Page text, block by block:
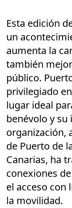
Esta edición
un
aumenta la
también
público.
privilegiado
lugar ideal
benévolo y
organización,
de Puerto de
Canarias, ha
conexiones
el acceso con
la movilidad.